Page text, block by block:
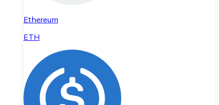
Ethereum
ETH